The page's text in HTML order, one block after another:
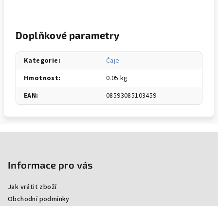
Doplňkové parametry
Kategorie:
Čaje
Hmotnost:
0.05 kg
EAN: 08593085103459
Informace pro vás
Jak vrátit zboží
Obchodní podmínky